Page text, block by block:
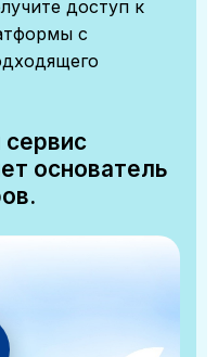
доступ к
с
основатель